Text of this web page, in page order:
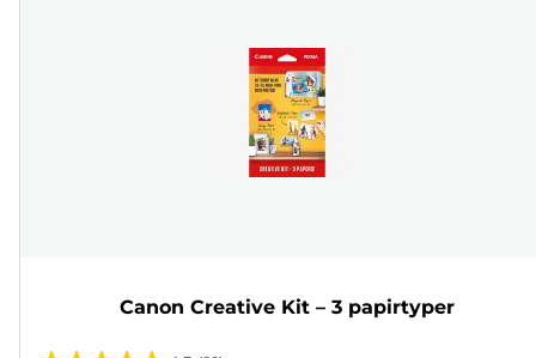
Canon Creative Kit – 3 papirtyper